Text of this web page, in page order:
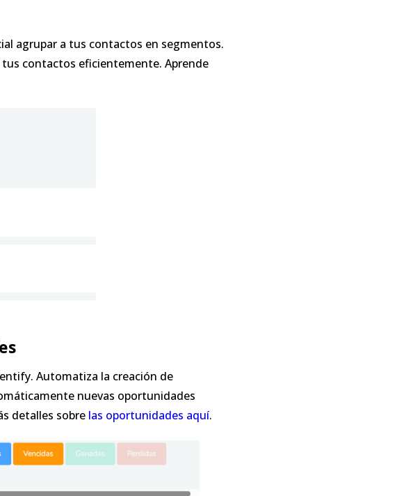
agrupar a tus contactos en segmentos.
contactos eficientemente. Aprende
Automatiza la creación de
nuevas oportunidades
detalles sobre las oportunidades aquí.